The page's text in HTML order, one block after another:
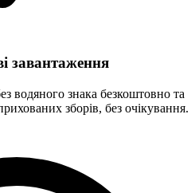
завантаження
водяного знака безкоштовно та
зборів, без очікування.